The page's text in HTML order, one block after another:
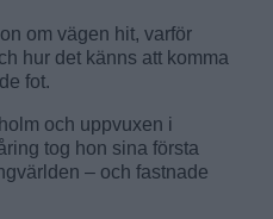
om vägen hit, varför
hur det känns att komma
fot.
och uppvuxen i
tog hon sina första
– och fastnade